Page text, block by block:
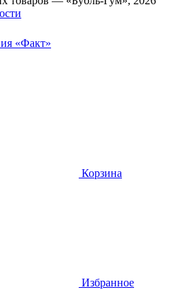
«Факт»
Корзина
Избранное